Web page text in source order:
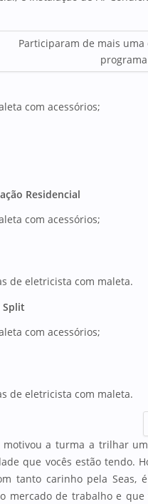
Participaram de mais
programa
com acessórios;
Residencial
com acessórios;
de eletricista com maleta.
Split
com acessórios;
de eletricista com maleta.
motivou a turma a trilhar
que vocês estão tendo.
tanto carinho pela Seas,
mercado de trabalho e que